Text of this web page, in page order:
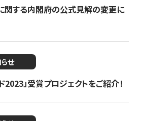
関する内閣府の公式見解の変更に
せ
2023」受賞プロジェクトをご紹介！